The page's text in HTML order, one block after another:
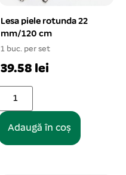
Lesa piele rotunda 22
mm/120 cm
1 buc. per set
39.58 lei
Adaugă în coș